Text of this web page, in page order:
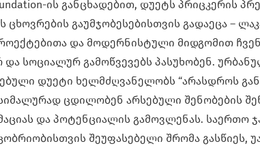
ის განცხადებით, დუეტს პრიცკერის
ცხოვრების გაუმჯობესებისთვის გადაეცა –
და მოდერნისტული მიდგომით
სოციალურ გამოწვევებს პასუხობენ.
დუეტი ხელმძღვანელობს “არასდროს
ცდილობენ არსებული შენობების
და პოტენციალის გამოვლენას. საერთო
შეუფასებელი შრომა გასწიეს,